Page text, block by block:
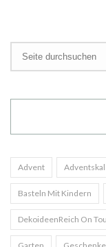
Advent
Basteln Mit Kindern
DekoideenReich On